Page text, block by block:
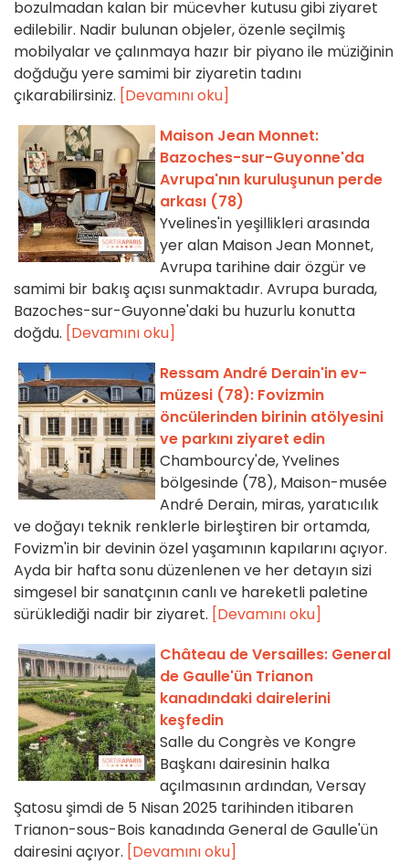
bozulmadan kalan bir mücevher kutusu gibi ziyaret
edilebilir. Nadir bulunan objeler, özenle seçilmiş
mobilyalar ve çalınmaya hazır bir piyano ile müziğinin
doğduğu yere samimi bir ziyaretin tadını
çıkarabilirsiniz. [Devamını oku]
Maison Jean Monnet:
Bazoches-sur-Guyonne'da
Avrupa'nın kuruluşunun perde
arkası (78)
Yvelines'in yeşillikleri arasında
yer alan Maison Jean Monnet,
Avrupa tarihine dair özgür ve
samimi bir bakış açısı sunmaktadır. Avrupa burada,
Bazoches-sur-Guyonne'daki bu huzurlu konutta
doğdu. [Devamını oku]
Ressam André Derain'in ev-
müzesi (78): Fovizmin
öncülerinden birinin atölyesini
ve parkını ziyaret edin
Chambourcy'de, Yvelines
bölgesinde (78), Maison-musée
André Derain, miras, yaratıcılık
ve doğayı teknik renklerle birleştiren bir ortamda,
Fovizm'in bir devinin özel yaşamının kapılarını açıyor.
Ayda bir hafta sonu düzenlenen ve her detayın sizi
simgesel bir sanatçının canlı ve hareketli paletine
sürüklediği nadir bir ziyaret. [Devamını oku]
Château de Versailles: General
de Gaulle'ün Trianon
kanadındaki dairelerini
keşfedin
Salle du Congrès ve Kongre
Başkanı dairesinin halka
açılmasının ardından, Versay
Şatosu şimdi de 5 Nisan 2025 tarihinden itibaren
Trianon-sous-Bois kanadında General de Gaulle'ün
dairesini açıyor. [Devamını oku]